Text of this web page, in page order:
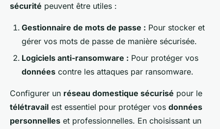
sécurité peuvent être utiles :
Gestionnaire de mots de passe : Pour stocker et
gérer vos mots de passe de manière sécurisée.
Logiciels anti-ransomware : Pour protéger vos
données contre les attaques par ransomware.
Configurer un réseau domestique sécurisé pour le
télétravail est essentiel pour protéger vos données
personnelles et professionnelles. En choisissant un